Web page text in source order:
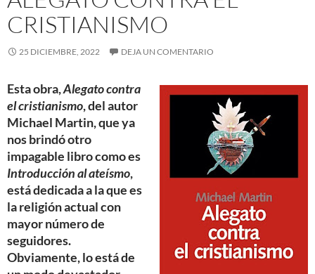
CRISTIANISMO
25 DICIEMBRE, 2022 DEJA UN COMENTARIO
Esta obra,Alegato contra
el cristianismo, del autor
Michael Martin, que ya
nos brindó otro
impagable libro como es
Introducción al ateísmo,
está dedicada a la que es
la religión actual con
mayor número de
seguidores.
Obviamente, lo está de